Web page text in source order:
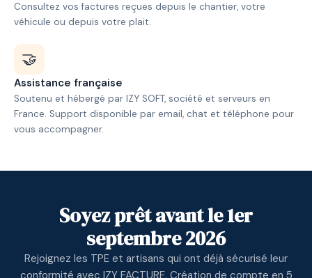
Consultez vos factures reçues depuis le chantier, votre
véhicule ou depuis votre plait.
🤝
Assistance française
Soutenu et hébergé par IZY SOFT, société et serveurs en
France. Support disponible par email, chat et téléphone pour
vous accompagner.
Soyez prêt avant le 1er
septembre 2026
Rejoignez les TPE et artisans qui ont déjà sécurisé leur